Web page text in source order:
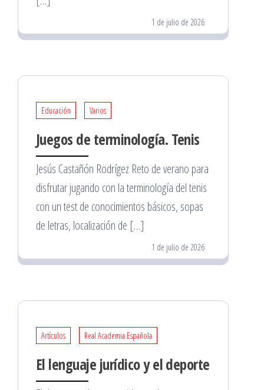
1 de julio de 2026
Educación Varios
Juegos de terminología. Tenis
Jesús Castañón Rodrígez Reto de verano para
disfrutar jugando con la terminología del tenis
con un test de conocimientos básicos, sopas
de letras, localización de […]
1 de julio de 2026
Artículos Real Academia Española
El lenguaje jurídico y el deporte